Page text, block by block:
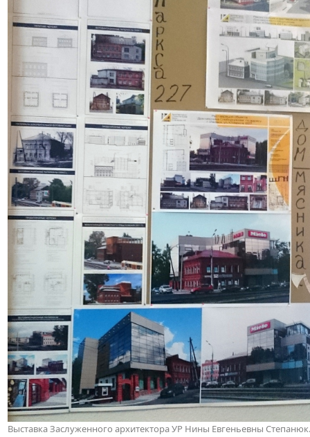
Выставка Заслуженного архитектора УР Нины Евгеньевны